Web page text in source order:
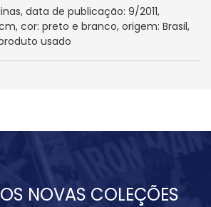
data de publicação: 9/2011,
cor: preto e branco, origem: Brasil,
usado
NOVAS COLEÇÕES